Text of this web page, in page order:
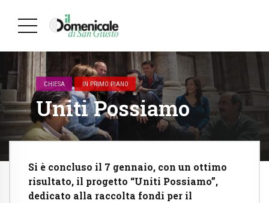
CHIESA IN PRIMO PIANO
Uniti Possiamo
Si è concluso il 7 gennaio, con un ottimo
risultato, il progetto “Uniti Possiamo”,
dedicato alla raccolta fondi per il